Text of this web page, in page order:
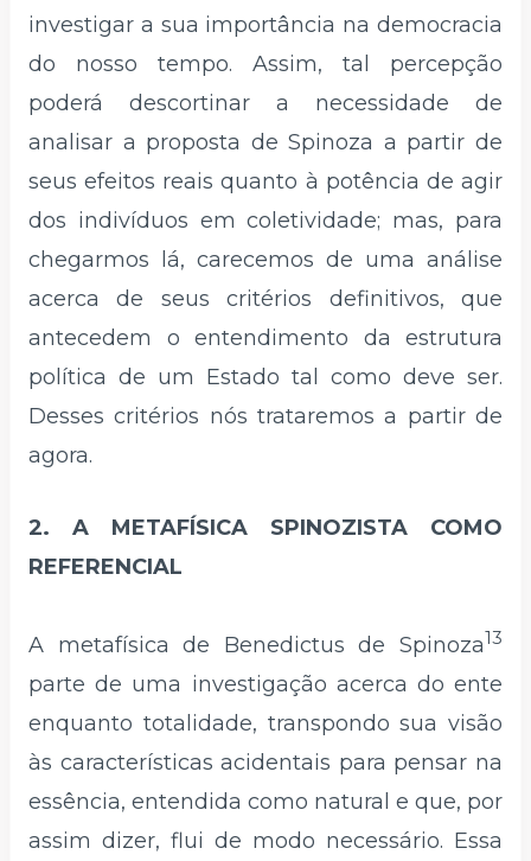
investigar a sua importância na democracia
do nosso tempo. Assim, tal percepção
poderá descortinar a necessidade de
analisar a proposta de Spinoza a partir de
seus efeitos reais quanto à potência de agir
dos indivíduos em coletividade; mas, para
chegarmos lá, carecemos de uma análise
acerca de seus critérios definitivos, que
antecedem o entendimento da estrutura
política de um Estado tal como deve ser.
Desses critérios nós trataremos a partir de
agora.
2. A METAFÍSICA SPINOZISTA COMO
REFERENCIAL
A metafísica de Benedictus de Spinoza13
parte de uma investigação acerca do ente
enquanto totalidade, transpondo sua visão
às características acidentais para pensar na
essência, entendida como natural e que, por
assim dizer, flui de modo necessário. Essa